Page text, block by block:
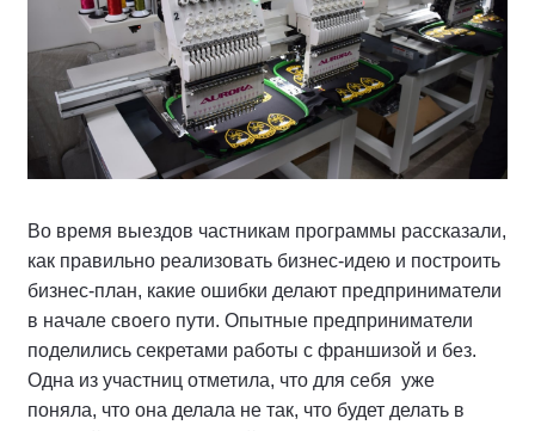
Во время выездов частникам программы рассказали,
как правильно реализовать бизнес-идею и построить
бизнес-план, какие ошибки делают предприниматели
в начале своего пути. Опытные предприниматели
поделились секретами работы с франшизой и без.
Одна из участниц отметила, что для себя уже
поняла, что она делала не так, что будет делать в